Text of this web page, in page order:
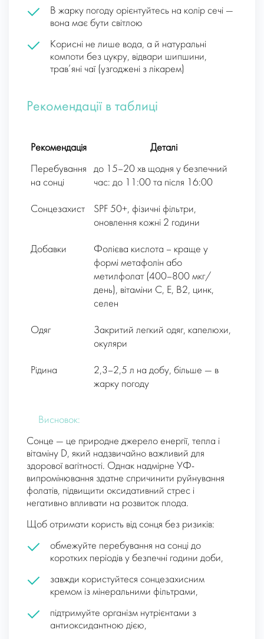
В жарку погоду орієнтуйтесь на колір сечі —
вона має бути світлою
Корисні не лише вода, а й натуральні
компоти без цукру, відвари шипшини,
трав’яні чаї (узгоджені з лікарем)
Рекомендації в таблиці
Рекомендація Деталі
Перебування
на сонці
до 15–20 хв щодня у безпечний
час: до 11:00 та після 16:00
Сонцезахист
SPF 50+, фізичні фільтри,
оновлення кожні 2 години
Добавки
Фолієва кислота – краще у
формі метафолін або
метилфолат (400–800 мкг/
день), вітаміни С, Е, B2, цинк,
селен
Одяг
Закритий легкий одяг, капелюхи,
окуляри
Рідина
2,3–2,5 л на добу, більше — в
жарку погоду
Висновок:
Сонце — це природне джерело енергії, тепла і
вітаміну D, який надзвичайно важливий для
здорової вагітності. Однак надмірне УФ-
випромінювання здатне спричинити руйнування
фолатів, підвищити оксидативний стрес і
негативно впливати на розвиток плода.
Щоб отримати користь від сонця без ризиків:
обмежуйте перебування на сонці до
коротких періодів у безпечні години доби,
завжди користуйтеся сонцезахисним
кремом із мінеральними фільтрами,
підтримуйте організм нутрієнтами з
антиоксидантною дією,